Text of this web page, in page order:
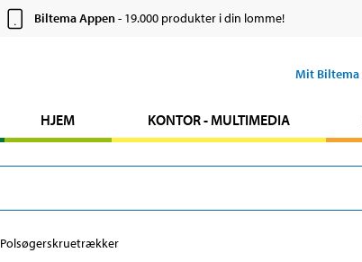
Biltema Appen- 19.000 produkter i din lomme!
Mit Biltema
HJEM KONTOR - MULTIMEDIA
Polsøgerskruetrækker